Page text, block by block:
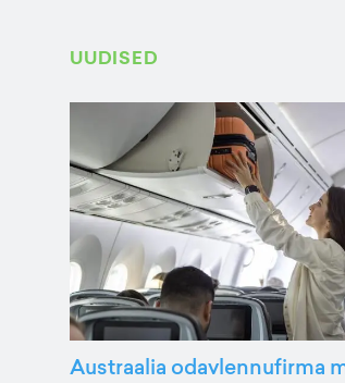
UUDISED
Austraalia odavlennufirma